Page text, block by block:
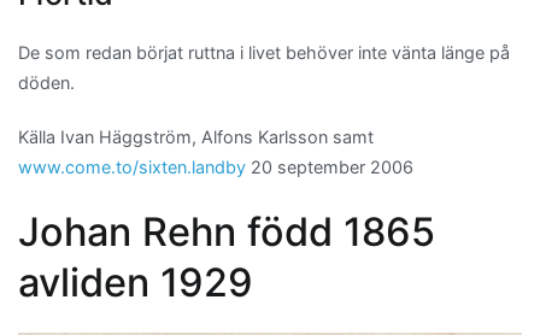
De som redan börjat ruttna i livet behöver inte vänta länge på
döden.
Källa Ivan Häggström, Alfons Karlsson samt
www.come.to/sixten.landby 20 september 2006
Johan Rehn född 1865
avliden 1929